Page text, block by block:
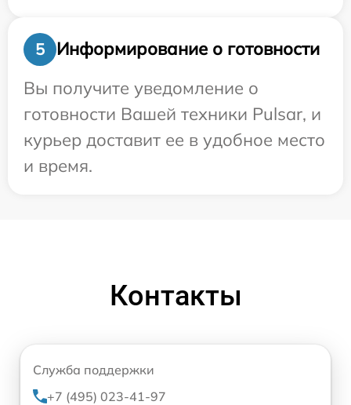
5
Информирование о готовности
Вы получите уведомление о
готовности Вашей техники Pulsar, и
курьер доставит ее в удобное место
и время.
Контакты
Служба поддержки
+7 (495) 023-41-97